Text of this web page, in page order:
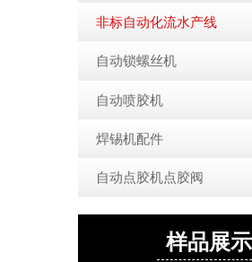
非标自动化流水产线
自动锁螺丝机
自动喷胶机
焊锡机配件
自动点胶机点胶阀
样品展示